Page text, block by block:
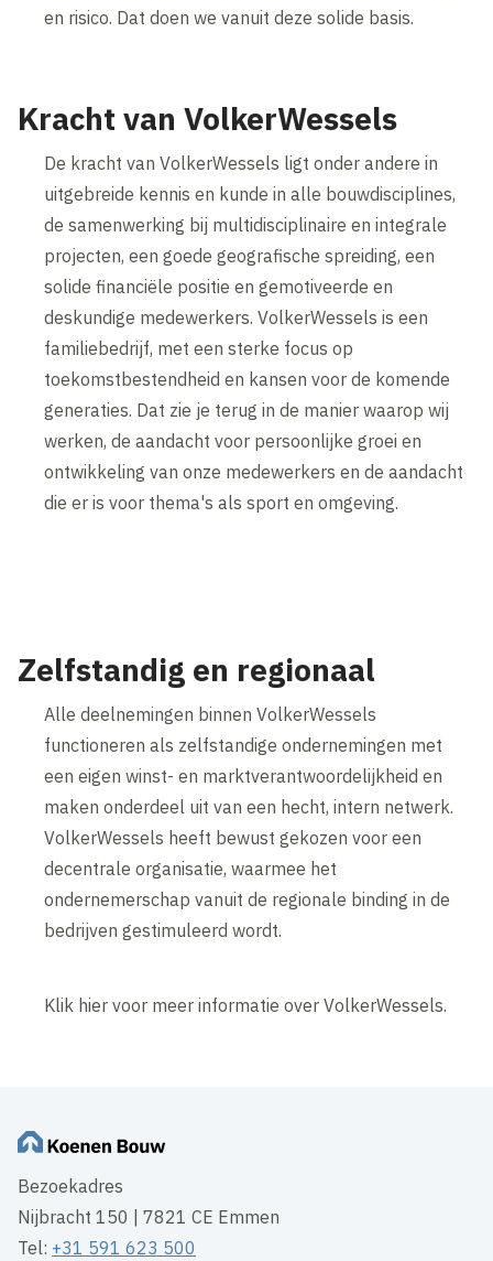
en risico. Dat doen we vanuit deze solide basis.
Kracht van VolkerWessels
De kracht van VolkerWessels ligt onder andere in
uitgebreide kennis en kunde in alle bouwdisciplines,
de samenwerking bij multidisciplinaire en integrale
projecten, een goede geografische spreiding, een
solide financiële positie en gemotiveerde en
deskundige medewerkers. VolkerWessels is een
familiebedrijf, met een sterke focus op
toekomstbestendheid en kansen voor de komende
generaties. Dat zie je terug in de manier waarop wij
werken, de aandacht voor persoonlijke groei en
ontwikkeling van onze medewerkers en de aandacht
die er is voor thema's als sport en omgeving.
Wijzig cookie instellingen
Zelfstandig en regionaal
Alle deelnemingen binnen VolkerWessels
functioneren als zelfstandige ondernemingen met
een eigen winst- en marktverantwoordelijkheid en
maken onderdeel uit van een hecht, intern netwerk.
VolkerWessels heeft bewust gekozen voor een
decentrale organisatie, waarmee het
ondernemerschap vanuit de regionale binding in de
bedrijven gestimuleerd wordt.
Klik hier voor meer informatie over VolkerWessels.
Bezoekadres
Nijbracht 150 | 7821 CE Emmen
Tel: +31 591 623 500